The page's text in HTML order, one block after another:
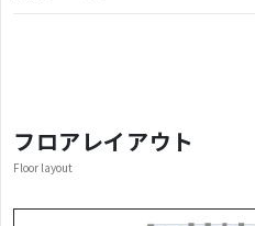
フロアレイアウト
Floor layout